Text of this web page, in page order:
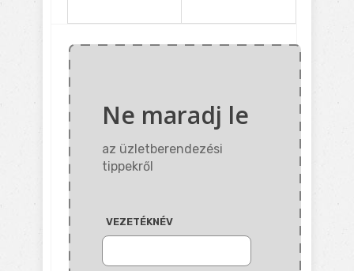
Ne maradj le
az üzletberendezési
tippekről
VEZETÉKNÉV